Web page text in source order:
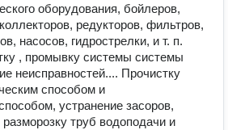
оборудования, бойлеров,
редукторов, фильтров,
насосов, гидрострелки, и т. п.
, промывку системы системы
неисправностей.... Прочистку
способом и
устранение засоров,
труб водоподачи и